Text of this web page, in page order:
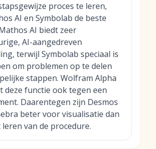
proces te leren,
AI en Symbolab de beste
AI biedt zeer
AI-aangedreven
terwijl Symbolab speciaal is
om problemen op te delen
stappen. Wolfram Alpha
deze functie ook tegen een
Daarentegen zijn Desmos
beter voor visualisatie dan
van de procedure.